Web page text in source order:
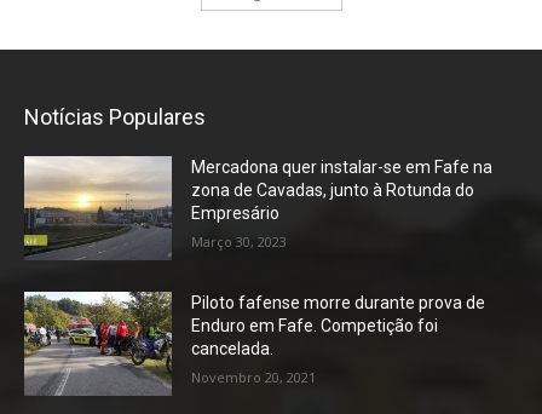
Notícias Populares
Mercadona quer instalar-se em Fafe na
zona de Cavadas, junto à Rotunda do
Empresário
Março 30, 2023
Piloto fafense morre durante prova de
Enduro em Fafe. Competição foi
cancelada.
Novembro 20, 2021